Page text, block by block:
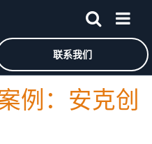
联系我们
例：安克创